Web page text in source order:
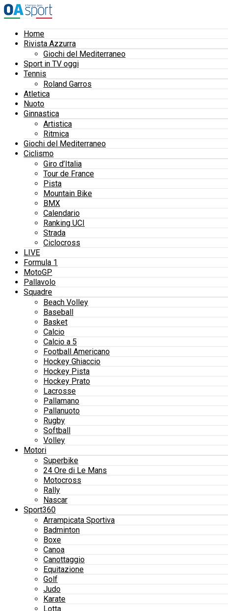
Home
Rivista Azzurra
Giochi del Mediterraneo
Sport in TV oggi
Tennis
Roland Garros
Atletica
Nuoto
Ginnastica
Artistica
Ritmica
Giochi del Mediterraneo
Ciclismo
Giro d’Italia
Tour de France
Pista
Mountain Bike
BMX
Calendario
Ranking UCI
Strada
Ciclocross
LIVE
Formula 1
MotoGP
Pallavolo
Squadre
Beach Volley
Baseball
Basket
Calcio
Calcio a 5
Football Americano
Hockey Ghiaccio
Hockey Pista
Hockey Prato
Lacrosse
Pallamano
Pallanuoto
Rugby
Softball
Volley
Motori
Superbike
24 Ore di Le Mans
Motocross
Rally
Nascar
Sport360
Arrampicata Sportiva
Badminton
Boxe
Canoa
Canottaggio
Equitazione
Golf
Judo
Karate
Lotta